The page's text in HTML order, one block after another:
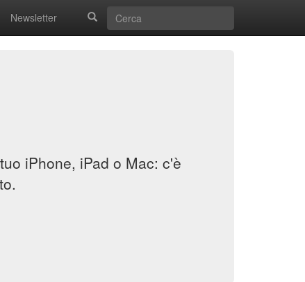
Newsletter
iPhone, iPad o Mac: c'è